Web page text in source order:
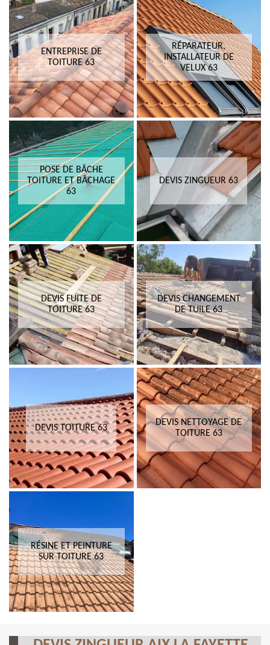
ENTREPRISE DE
TOITURE 63
RÉPARATEUR,
INSTALLATEUR DE
VELUX 63
POSE DE BÂCHE
TOITURE ET BÂCHAGE
63
DEVIS ZINGUEUR 63
DEVIS FUITE DE
TOITURE 63
DEVIS CHANGEMENT
DE TUILE 63
DEVIS TOITURE 63
DEVIS NETTOYAGE DE
TOITURE 63
RÉSINE ET PEINTURE
SUR TOITURE 63